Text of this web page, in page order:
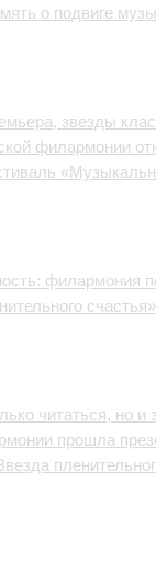
о подвиге
звезды
филармонии
филармония
счастья»
читаться, но и
прошла